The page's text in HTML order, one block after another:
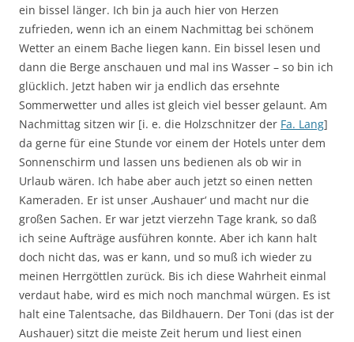
ein bissel länger. Ich bin ja auch hier von Herzen
zufrieden, wenn ich an einem Nachmittag bei schönem
Wetter an einem Bache liegen kann. Ein bissel lesen und
dann die Berge anschauen und mal ins Wasser – so bin ich
glücklich. Jetzt haben wir ja endlich das ersehnte
Sommerwetter und alles ist gleich viel besser gelaunt. Am
Nachmittag sitzen wir [i. e. die Holzschnitzer der Fa. Lang]
da gerne für eine Stunde vor einem der Hotels unter dem
Sonnenschirm und lassen uns bedienen als ob wir in
Urlaub wären. Ich habe aber auch jetzt so einen netten
Kameraden. Er ist unser ‚Aushauer‘ und macht nur die
großen Sachen. Er war jetzt vierzehn Tage krank, so daß
ich seine Aufträge ausführen konnte. Aber ich kann halt
doch nicht das, was er kann, und so muß ich wieder zu
meinen Herrgöttlen zurück. Bis ich diese Wahrheit einmal
verdaut habe, wird es mich noch manchmal würgen. Es ist
halt eine Talentsache, das Bildhauern. Der Toni (das ist der
Aushauer) sitzt die meiste Zeit herum und liest einen